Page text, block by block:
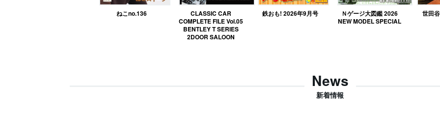
ねこno.136
CLASSIC CAR
COMPLETE FILE Vol.05
BENTLEY T SERIES
2DOOR SALOON
鉄おも! 2026年9月号
Ｎゲージ大図鑑 2026
NEW MODEL SPECIAL
世田
News
新着情報